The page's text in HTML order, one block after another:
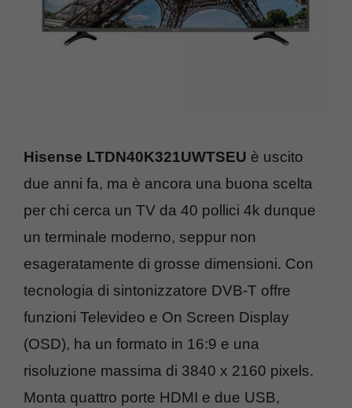
Hisense LTDN40K321UWTSEU è uscito
due anni fa, ma è ancora una buona scelta
per chi cerca un TV da 40 pollici 4k dunque
un terminale moderno, seppur non
esageratamente di grosse dimensioni. Con
tecnologia di sintonizzatore DVB-T offre
funzioni Televideo e On Screen Display
(OSD), ha un formato in 16:9 e una
risoluzione massima di 3840 x 2160 pixels.
Monta quattro porte HDMI e due USB,